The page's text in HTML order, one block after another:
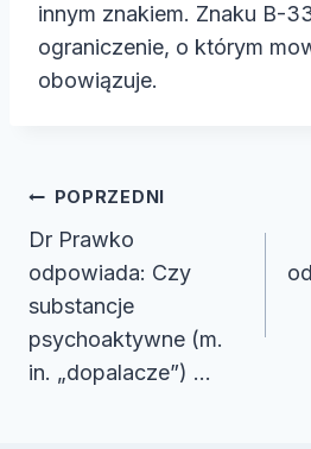
innym znakiem. Znaku B-
ograniczenie, o którym
obowiązuje.
Nawigacja
wpisu
POPRZEDNI
Dr Prawko
odpowiada: Czy
substancje
psychoaktywne (m.
in. „dopalacze”) …